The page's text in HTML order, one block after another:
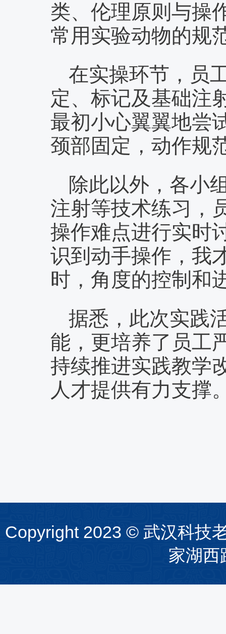
类、伦理原则与操
常用实验动物的规
在实操环节，员
定、标记及基础注
最初小心翼翼地尝
颈部固定，动作规
除此以外，各小
注射等技术练习，
操作难点进行实时
识到动手操作，我
时，角度的控制和
据悉，此次实践
能，更培养了员工
持续推进实践教学
人才提供有力支撑
Copyright 2023 © 武汉科技
家湖西